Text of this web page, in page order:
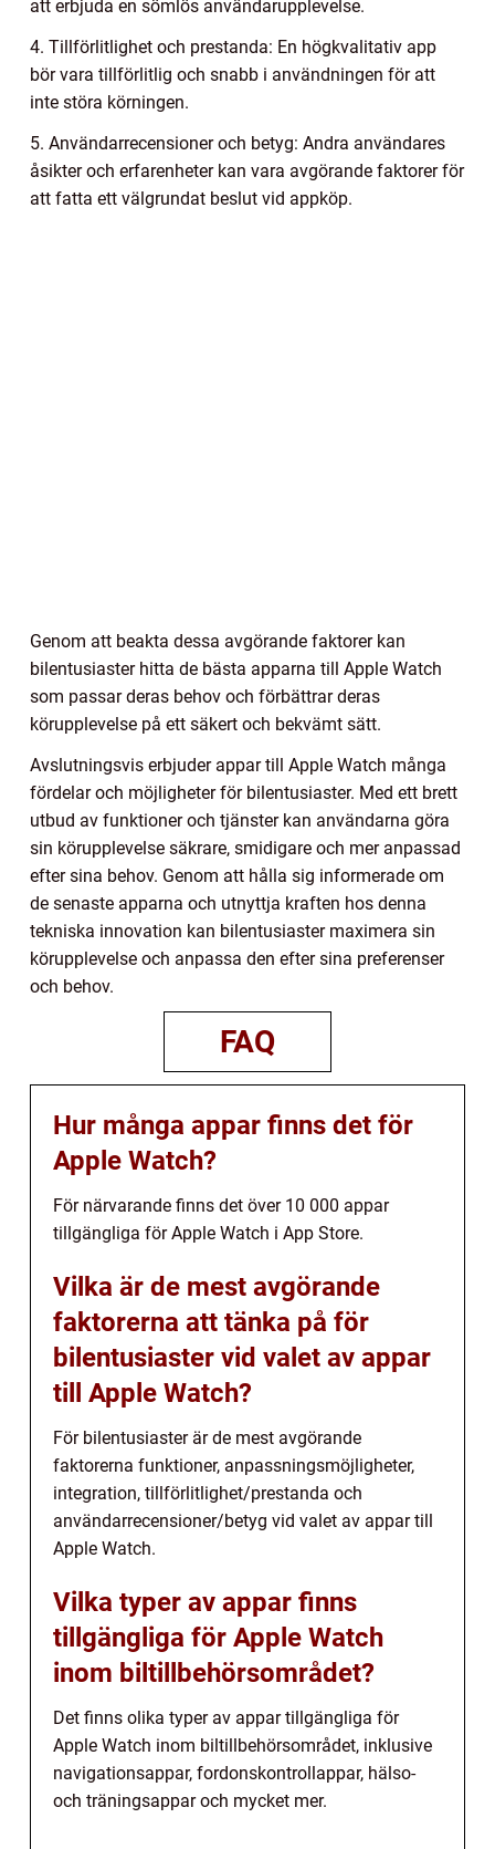
att erbjuda en sömlös användarupplevelse.
4. Tillförlitlighet och prestanda: En högkvalitativ app
bör vara tillförlitlig och snabb i användningen för att
inte störa körningen.
5. Användarrecensioner och betyg: Andra användares
åsikter och erfarenheter kan vara avgörande faktorer för
att fatta ett välgrundat beslut vid appköp.
Genom att beakta dessa avgörande faktorer kan
bilentusiaster hitta de bästa apparna till Apple Watch
som passar deras behov och förbättrar deras
körupplevelse på ett säkert och bekvämt sätt.
Avslutningsvis erbjuder appar till Apple Watch många
fördelar och möjligheter för bilentusiaster. Med ett brett
utbud av funktioner och tjänster kan användarna göra
sin körupplevelse säkrare, smidigare och mer anpassad
efter sina behov. Genom att hålla sig informerade om
de senaste apparna och utnyttja kraften hos denna
tekniska innovation kan bilentusiaster maximera sin
körupplevelse och anpassa den efter sina preferenser
och behov.
FAQ
Hur många appar finns det för
Apple Watch?
För närvarande finns det över 10 000 appar
tillgängliga för Apple Watch i App Store.
Vilka är de mest avgörande
faktorerna att tänka på för
bilentusiaster vid valet av appar
till Apple Watch?
För bilentusiaster är de mest avgörande
faktorerna funktioner, anpassningsmöjligheter,
integration, tillförlitlighet/prestanda och
användarrecensioner/betyg vid valet av appar till
Apple Watch.
Vilka typer av appar finns
tillgängliga för Apple Watch
inom biltillbehörsområdet?
Det finns olika typer av appar tillgängliga för
Apple Watch inom biltillbehörsområdet, inklusive
navigationsappar, fordonskontrollappar, hälso-
och träningsappar och mycket mer.